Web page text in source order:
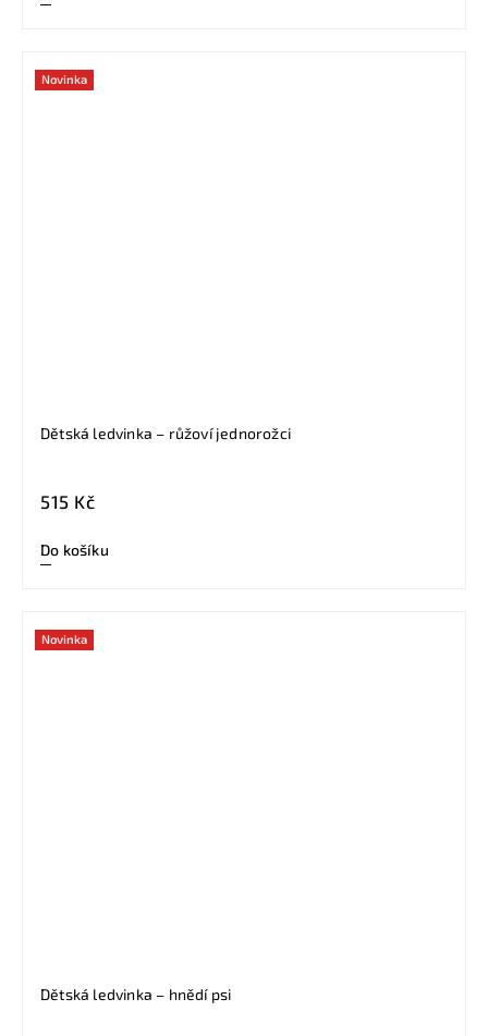
Novinka
Dětská ledvinka – růžoví jednorožci
515 Kč
Do košíku
Novinka
Dětská ledvinka – hnědí psi